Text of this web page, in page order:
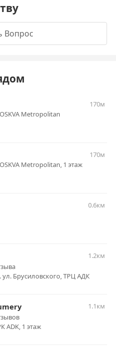
Вопрос
170м
Metropolitan
170м
Metropolitan, 1 этаж
0.6км
1.2км
ул. Брусиловского, ТРЦ АДК
1.1км
ADK, 1 этаж